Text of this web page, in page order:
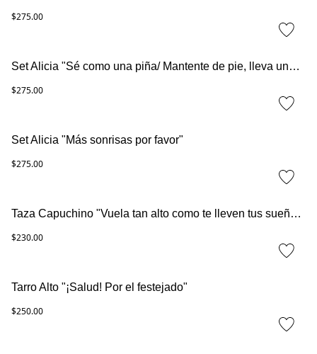
$275.00
Set Alicia "Sé como una piña/ Mantente de pie, lleva una corona y sé dulce en el interior"
$275.00
Set Alicia "Más sonrisas por favor"
$275.00
Taza Capuchino "Vuela tan alto como te lleven tus sueños"
$230.00
Tarro Alto "¡Salud! Por el festejado"
$250.00